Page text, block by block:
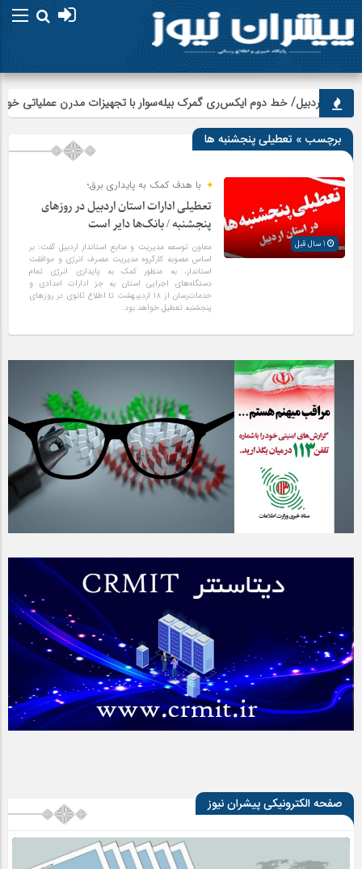
برچسب » تعطیلی پنجشنبه ها
با هدف کمک به پایداری برق؛
تعطیلی ادارات استان اردبیل در روزهای
پنجشنبه‌ / بانک‌ها دایر است
معاون توسعه مدیریت و منابع استاندار اردبیل گفت: بر
اساس مصوبه کارگروه مدیریت مصرف انرژی و موافقت
استاندار، به‌ منظور کمک به پایداری انرژی تمام
دستگاه‌های اجرایی استان به جز ادارات امدادی و
خدمات‌رسان از ۱۸ اردیبهشت تا اطلاع ثانوی در روزهای
پنجشنبه‌ تعطیل خواهد بود.
صفحه الکترونیکی پیشران نیوز